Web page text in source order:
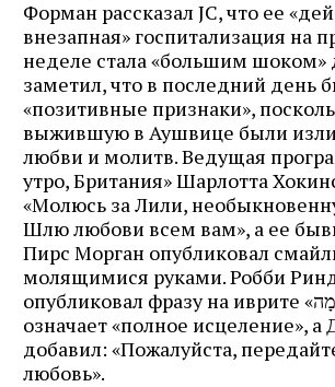
Форман рассказал JC, что ее
внезапная» госпитализация на
неделе стала «большим шоком»
заметил, что в последний день
«позитивные признаки»,
выжившую в Аушвице были
любви и молитв. Ведущая
утро, Британия» Шарлотта
«Молюсь за Лили,
Шлю любови всем вам», а ее
Пирс Морган опубликовал
молящимися руками. Робби
опубликовал фразу на иврите «רְפוּאָה שְׁלֵמָה», что
означает «полное исцеление»,
добавил: «Пожалуйста,
любовь».